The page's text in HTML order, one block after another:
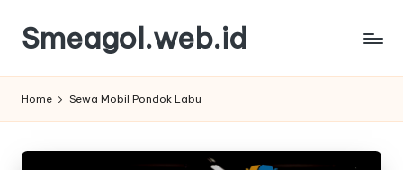
Skip
content
Smeagol.web.id
Informasi
dan
Home Sewa Mobil Pondok Labu